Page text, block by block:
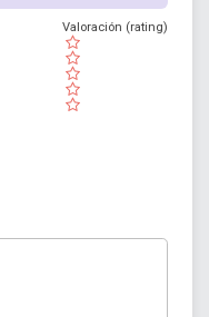
( )
( )
( )
( )
( )
Valoración (rating)